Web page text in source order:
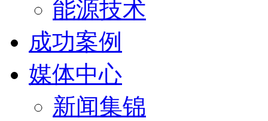
能源技术
成功案例
媒体中心
新闻集锦